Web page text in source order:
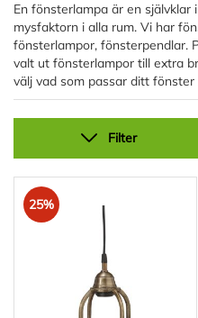
En fönsterlampa är en självklar
mysfaktorn i alla rum. Vi har
fönsterlampor, fönsterpendlar.
valt ut fönsterlampor till extra
välj vad som passar ditt fönster
Filter
25%